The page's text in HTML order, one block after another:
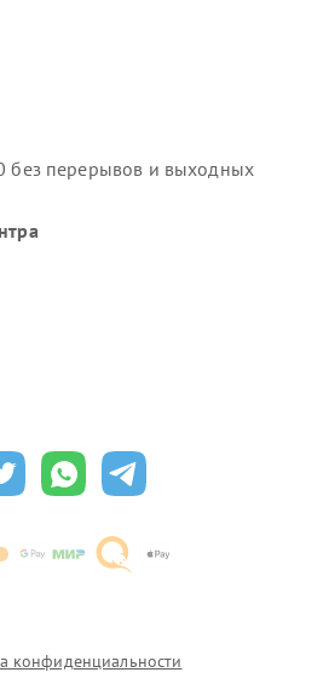
перерывов и выходных
конфиденциальности